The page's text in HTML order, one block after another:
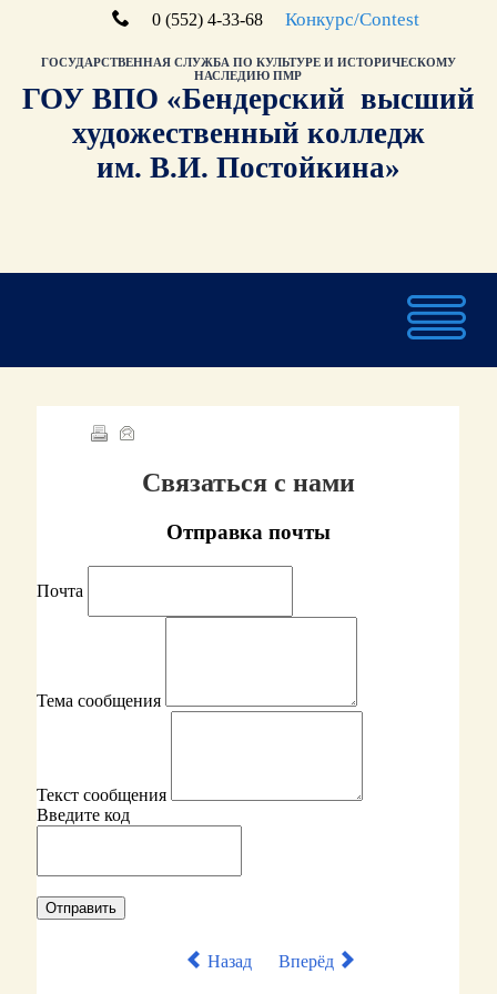
0 (552) 4-33-68 Конкурс/Contest
ГОСУДАРСТВЕННАЯ СЛУЖБА ПО КУЛЬТУРЕ И ИСТОРИЧЕСКОМУ
НАСЛЕДИЮ ПМР
ГОУ ВПО «Бендерский высший
художественный колледж
им. В.И. Постойкина»
Связаться с нами
Отправка почты
Почта
Тема сообщения
Текст сообщения
Введите код
Назад Вперёд